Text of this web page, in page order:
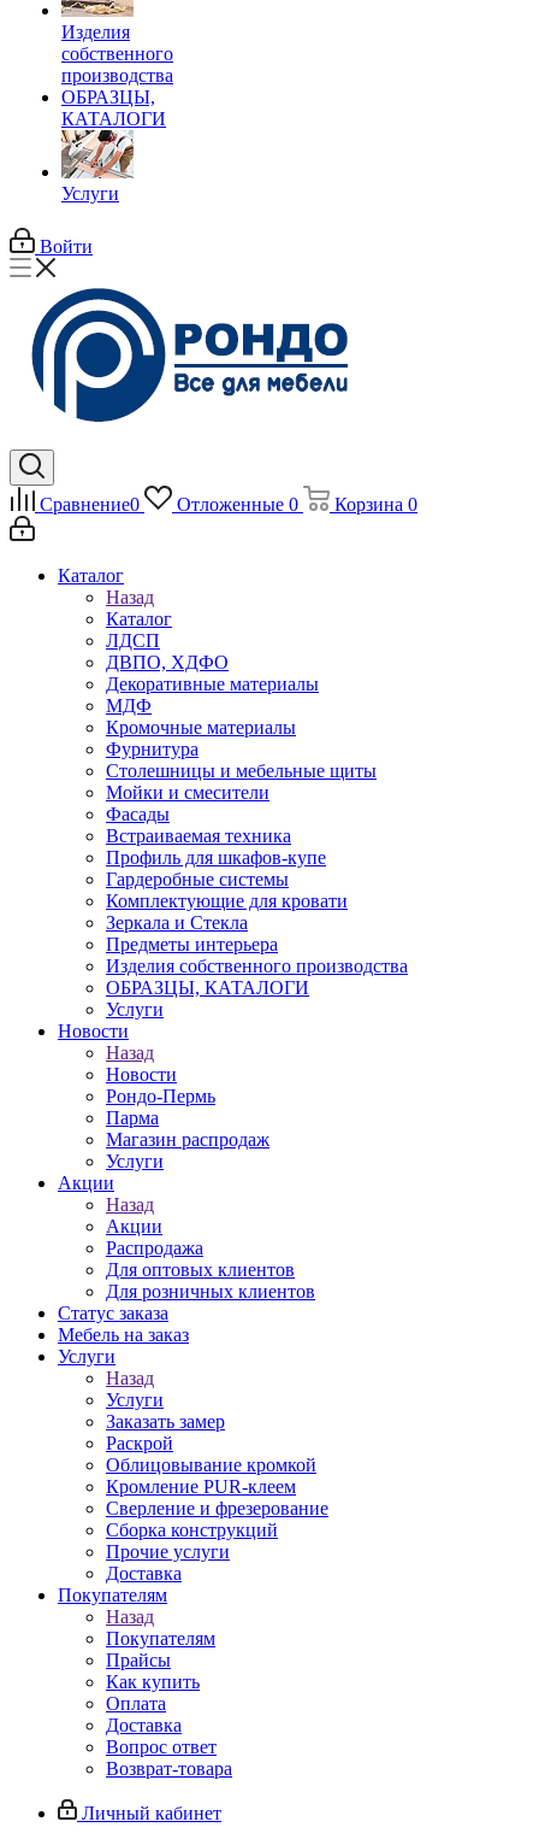
Изделия
собственного
производства
ОБРАЗЦЫ,
КАТАЛОГИ
Услуги
Войти
Сравнение0 Отложенные 0 Корзина 0
Каталог
Назад
Каталог
ЛДСП
ДВПО, ХДФО
Декоративные материалы
МДФ
Кромочные материалы
Фурнитура
Столешницы и мебельные щиты
Мойки и смесители
Фасады
Встраиваемая техника
Профиль для шкафов-купе
Гардеробные системы
Комплектующие для кровати
Зеркала и Стекла
Предметы интерьера
Изделия собственного производства
ОБРАЗЦЫ, КАТАЛОГИ
Услуги
Новости
Назад
Новости
Рондо-Пермь
Парма
Магазин распродаж
Услуги
Акции
Назад
Акции
Распродажа
Для оптовых клиентов
Для розничных клиентов
Статус заказа
Мебель на заказ
Услуги
Назад
Услуги
Заказать замер
Раскрой
Облицовывание кромкой
Кромление PUR-клеем
Сверление и фрезерование
Сборка конструкций
Прочие услуги
Доставка
Покупателям
Назад
Покупателям
Прайсы
Как купить
Оплата
Доставка
Вопрос ответ
Возврат-товара
Личный кабинет